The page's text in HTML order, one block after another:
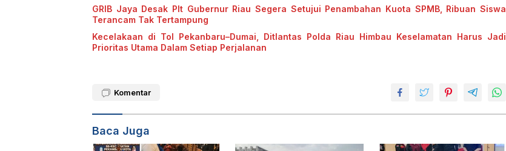
GRIB Jaya Desak Plt Gubernur Riau Segera Setujui Penambahan Kuota SPMB, Ribuan Siswa
Terancam Tak Tertampung
Kecelakaan di Tol Pekanbaru–Dumai, Ditlantas Polda Riau Himbau Keselamatan Harus Jadi
Prioritas Utama Dalam Setiap Perjalanan
Komentar
Baca Juga